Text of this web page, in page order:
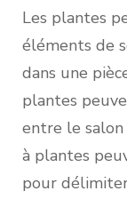
Les plantes
éléments de
dans une
plantes
entre le salon
à plantes
pour